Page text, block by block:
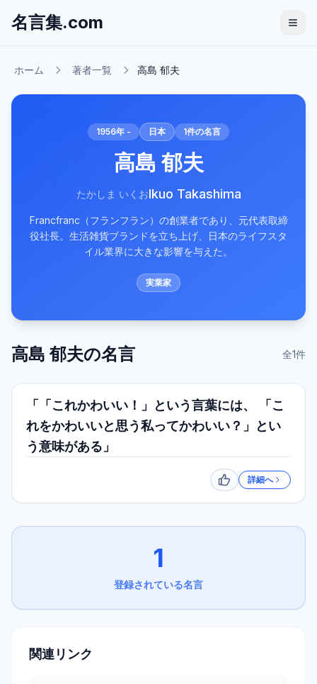
名言集.com
ホーム 著者一覧 高島 郁夫
1956年 - 日本 1件の名言
高島 郁夫
たかしま いくおIkuo Takashima
Francfranc（フランフラン）の創業者であり、元代表取締
役社長。生活雑貨ブランドを立ち上げ、日本のライフスタ
イル業界に大きな影響を与えた。
実業家
高島 郁夫の名言 全1件
「「これかわいい！」という言葉には、 「こ
れをかわいいと思う私ってかわいい？」とい
う意味がある」
いいね詳細へ
1
登録されている名言
関連リンク